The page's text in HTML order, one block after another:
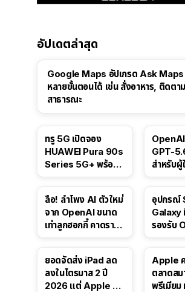
อัปเดตล่าสุด
Google Maps อัปเกรด Ask Maps
หลายขั้นตอนได้ เช่น สั่งอาหาร, ติดตา
สาธารณะ
ทรู 5G เปิดจอง
HUAWEI Pura 90s
Series 5G+ พร้อม
GPT-
สำหรับผู้
ลือ! ลำโพง AI ตัวใหม่
จาก OpenAI ขนาด
เท่าลูกฮอกกี้ คาดราคา
อุปกรณ์
Galaxy
รองรับ
ยอดจัดส่ง iPad ลด
ลงในไตรมาส 2 ปี
2026 แต่ Apple ยัง
Apple
ตลาดสม
พรีเมียม